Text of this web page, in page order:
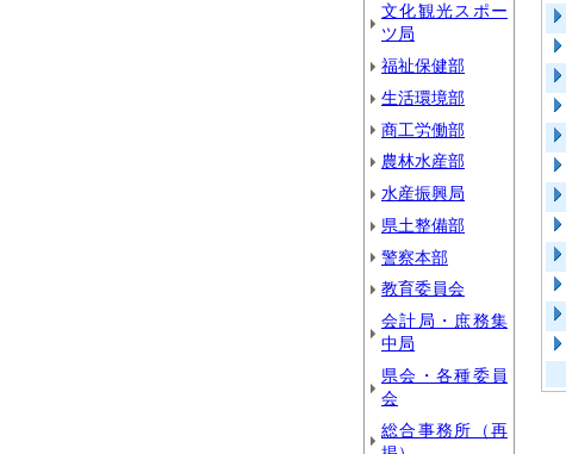
文化観光スポー
ツ局
福祉保健部
生活環境部
商工労働部
農林水産部
水産振興局
県土整備部
警察本部
教育委員会
会計局・庶務集
中局
県会・各種委員
会
総合事務所（再